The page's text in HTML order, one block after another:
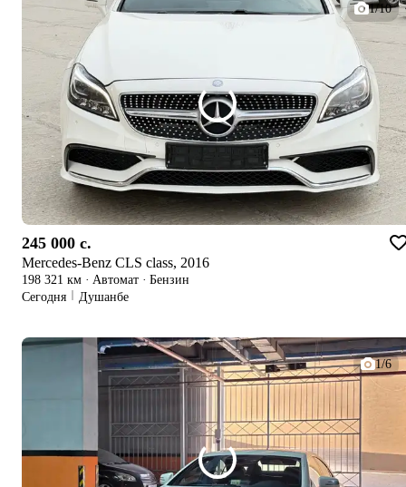
1/10
245 000 c.
Mercedes-Benz CLS class, 2016
198 321 км · Автомат · Бензин
Сегодня
Душанбе
1/6